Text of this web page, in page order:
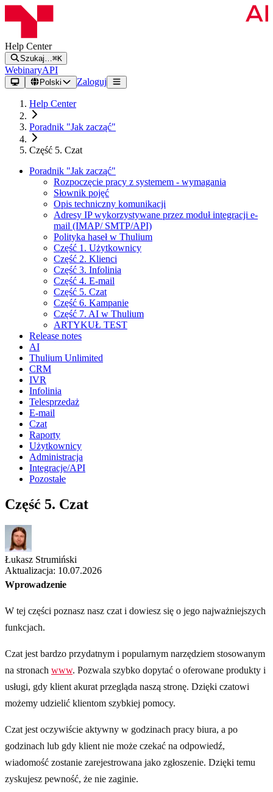
Help Center
Szukaj… ⌘K
WebinaryAPI
Polski Zaloguj
Help Center
Poradnik "Jak zacząć"
Część 5. Czat
Poradnik "Jak zacząć"
Rozpoczęcie pracy z systemem - wymagania
Słownik pojęć
Opis techniczny komunikacji
Adresy IP wykorzystywane przez moduł integracji e-
mail (IMAP/ SMTP/API)
Polityka haseł w Thulium
Część 1. Użytkownicy
Część 2. Klienci
Część 3. Infolinia
Część 4. E-mail
Część 5. Czat
Część 6. Kampanie
Część 7. AI w Thulium
ARTYKUŁ TEST
Release notes
AI
Thulium Unlimited
CRM
IVR
Infolinia
Telesprzedaż
E-mail
Czat
Raporty
Użytkownicy
Administracja
Integracje/API
Pozostałe
Część 5. Czat
Łukasz Strumiński
Aktualizacja: 10.07.2026
Wprowadzenie
W tej części poznasz nasz czat i dowiesz się o jego najważniejszych
funkcjach.
Czat jest bardzo przydatnym i popularnym narzędziem stosowanym
na stronach www. Pozwala szybko dopytać o oferowane produkty i
usługi, gdy klient akurat przegląda naszą stronę. Dzięki czatowi
możemy udzielić klientom szybkiej pomocy.
Czat jest oczywiście aktywny w godzinach pracy biura, a po
godzinach lub gdy klient nie może czekać na odpowiedź,
wiadomość zostanie zarejestrowana jako zgłoszenie. Dzięki temu
zyskujesz pewność, że nie zaginie.